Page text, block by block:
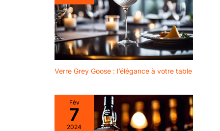
Verre Grey Goose : l’élégance à votre table
Fév
7
2024